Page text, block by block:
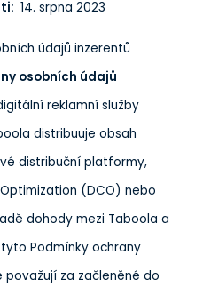
14. srpna 2023
údajů inzerentů
osobních údajů
reklamní služby
distribuuje obsah
distribuční platformy,
(DCO) nebo
dohody mezi Taboola a
tyto Podmínky ochrany
považují za začleněné do